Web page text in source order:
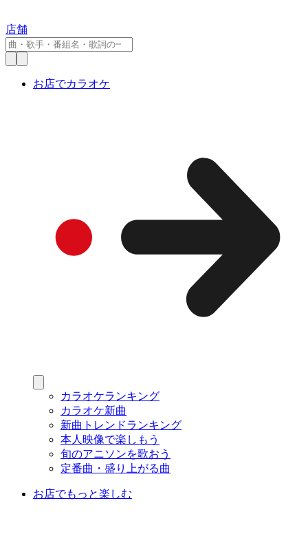
店舗
お店でカラオケ
カラオケランキング
カラオケ新曲
新曲トレンドランキング
本人映像で楽しもう
旬のアニソンを歌おう
定番曲・盛り上がる曲
お店でもっと楽しむ